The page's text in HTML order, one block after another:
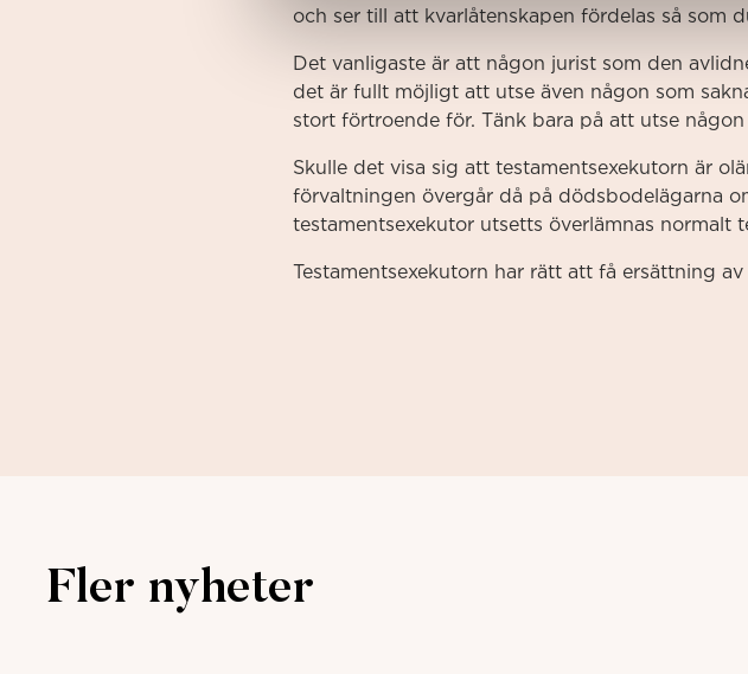
och ser till att kvarlåtenskapen fördelas så som
Det vanligaste är att någon jurist som den
det är fullt möjligt att utse även någon som
stort förtroende för. Tänk bara på att utse
Skulle det visa sig att testamentsexekutorn är
förvaltningen övergår då på dödsbodelägarna
testamentsexekutor utsetts överlämnas normalt
Testamentsexekutorn har rätt att få ersättning
Fler nyheter